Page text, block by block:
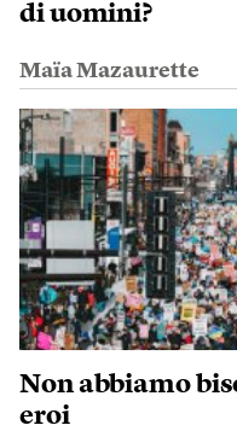
di uomini?
Maïa Mazaurette
Non abbiamo
eroi